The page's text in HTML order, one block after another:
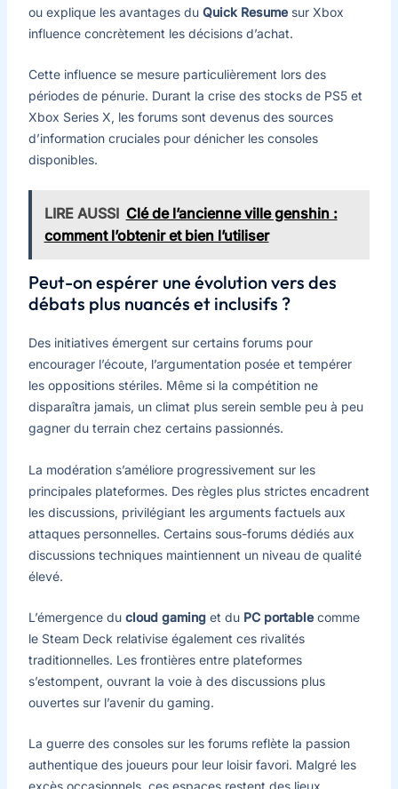
ou explique les avantages du Quick Resumesur Xbox
influence concrètement les décisions d’achat.
Cette influence se mesure particulièrement lors des
périodes de pénurie. Durant la crise des stocks de PS5 et
Xbox Series X, les forums sont devenus des sources
d’information cruciales pour dénicher les consoles
disponibles.
LIRE AUSSI Clé de l’ancienne ville genshin :
comment l’obtenir et bien l’utiliser
Peut-on espérer une évolution vers des
débats plus nuancés et inclusifs ?
Des initiatives émergent sur certains forums pour
encourager l’écoute, l’argumentation posée et tempérer
les oppositions stériles. Même si la compétition ne
disparaîtra jamais, un climat plus serein semble peu à peu
gagner du terrain chez certains passionnés.
La modération s’améliore progressivement sur les
principales plateformes. Des règles plus strictes encadrent
les discussions, privilégiant les arguments factuels aux
attaques personnelles. Certains sous-forums dédiés aux
discussions techniques maintiennent un niveau de qualité
élevé.
L’émergence du cloud gaminget du PC portablecomme
le Steam Deck relativise également ces rivalités
traditionnelles. Les frontières entre plateformes
s’estompent, ouvrant la voie à des discussions plus
ouvertes sur l’avenir du gaming.
La guerre des consoles sur les forums reflète la passion
authentique des joueurs pour leur loisir favori. Malgré les